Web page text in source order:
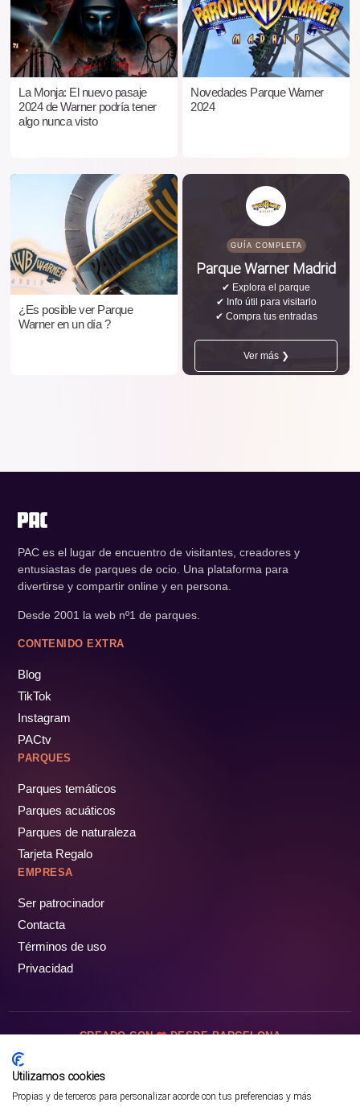
La Monja: El nuevo pasaje
2024 de Warner podría tener
algo nunca visto
Novedades Parque Warner
2024
¿Es posible ver Parque
Warner en un día ?
GUÍA COMPLETA
Parque Warner Madrid
✔ Explora el parque
✔ Info útil para visitarlo
✔ Compra tus entradas
Ver más ❯
PAC es el lugar de encuentro de visitantes, creadores y
entusiastas de parques de ocio. Una plataforma para
divertirse y compartir online y en persona.
Desde 2001 la web nº1 de parques.
CONTENIDO EXTRA
Blog
TikTok
Instagram
PACtv
PARQUES
Parques temáticos
Parques acuáticos
Parques de naturaleza
Tarjeta Regalo
EMPRESA
Ser patrocinador
Contacta
Términos de uso
Privacidad
CREADO CON DESDE BARCELONA
Utilizamos cookies
Propias y de terceros para personalizar acorde con tus preferencias y más